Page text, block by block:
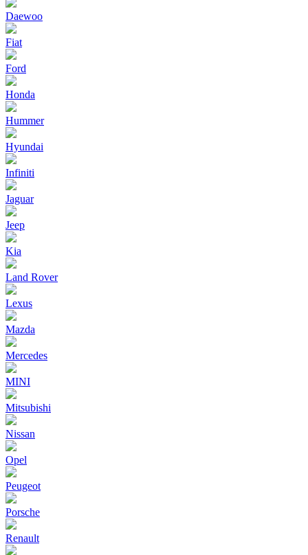
Daewoo
Fiat
Ford
Honda
Hummer
Hyundai
Infiniti
Jaguar
Jeep
Kia
Land Rover
Lexus
Mazda
Mercedes
MINI
Mitsubishi
Nissan
Opel
Peugeot
Porsche
Renault